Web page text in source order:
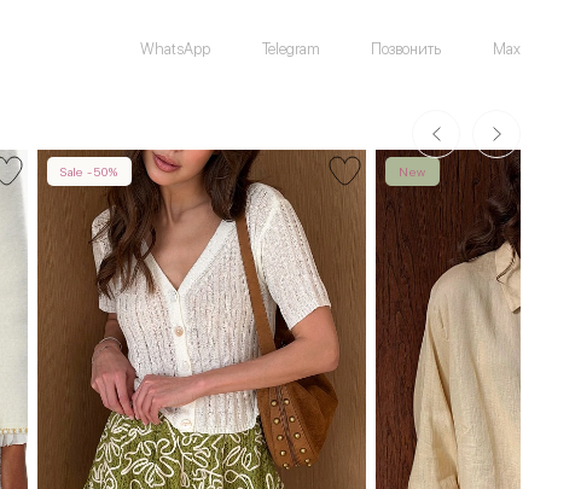
WhatsApp Telegram Позвонить Max
Sale -50% New